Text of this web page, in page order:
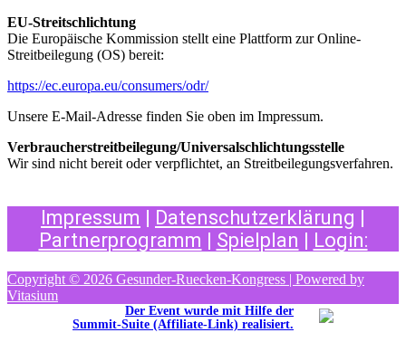
EU-Streitschlichtung
Die Europäische Kommission stellt eine Plattform zur Online-
Streitbeilegung (OS) bereit:
https://ec.europa.eu/consumers/odr/
Unsere E-Mail-Adresse finden Sie oben im Impressum.
Verbraucherstreitbeilegung/Universalschlichtungsstelle
Wir sind nicht bereit oder verpflichtet, an Streitbeilegungsverfahren.
Impressum | Datenschutzerklärung |
Partnerprogramm | Spielplan | Login:
Copyright © 2026 Gesunder-Ruecken-Kongress | Powered by
Vitasium
Der Event wurde mit Hilfe der
Summit-Suite (Affiliate-Link) realisiert.